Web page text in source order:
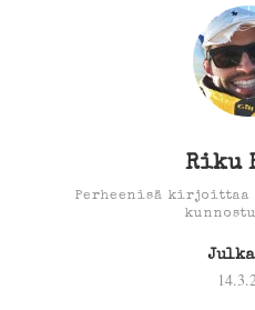
Riku
Perheenisä kirjoittaa